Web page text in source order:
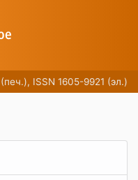
ISSN 1605-9921 (эл.)